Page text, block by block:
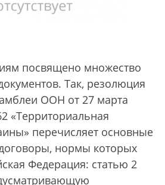
посвящено множество
Так, резолюция
ООН от 27 марта
«Территориальная
перечисляет основные
нормы которых
Федерация: статью 2